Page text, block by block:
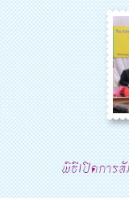
พิธีเปิดการ